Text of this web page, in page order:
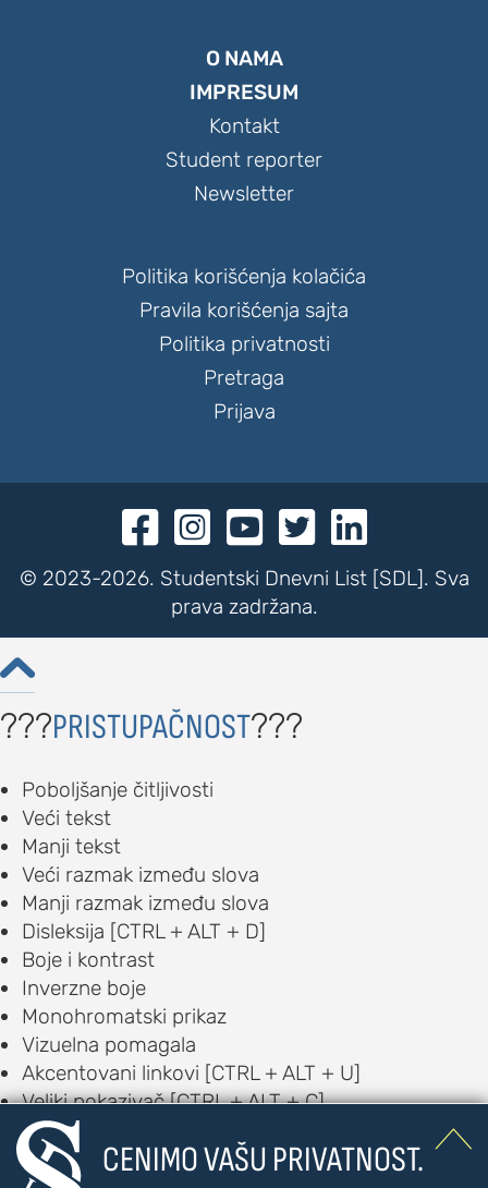
O NAMA
IMPRESUM
Kontakt
Student reporter
Newsletter
Politika korišćenja kolačića
Pravila korišćenja sajta
Politika privatnosti
Pretraga
Prijava
    
© 2023-2026. Studentski Dnevni List [SDL]. Sva
prava zadržana.

CENIMO VAŠU PRIVATNOST.

???PRISTUPAČNOST???
Poboljšanje čitljivosti
Veći tekst
Manji tekst
Veći razmak između slova
Manji razmak između slova
Disleksija [CTRL + ALT + D]
Boje i kontrast
Inverzne boje
Monohromatski prikaz
Vizuelna pomagala
Akcentovani linkovi [CTRL + ALT + U]
Veliki pokazivač [CTRL + ALT + C]
Vodič za čitanje [CTRL + ALT + R]
Čitač [CTRL + ALT + V]